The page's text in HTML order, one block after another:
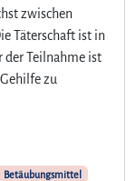
zwischen
Täterschaft ist in
der Teilnahme ist
zu
Betäubungsmittel